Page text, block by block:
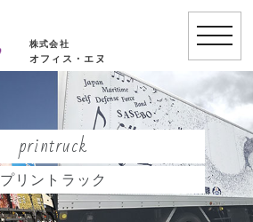
株式会社
オフィス・エヌ
toggle
printruck
プリントラック